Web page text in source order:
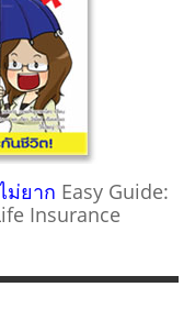
ม่ยาก Easy Guide:
Insurance